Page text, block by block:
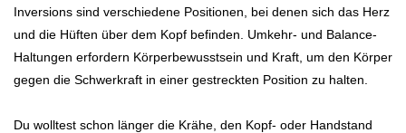
Inversions sind verschiedene Positionen, bei denen sich das Herz
und die Hüften über dem Kopf befinden. Umkehr- und Balance-
Haltungen erfordern Körperbewusstsein und Kraft, um den Körper
gegen die Schwerkraft in einer gestreckten Position zu halten.
Du wolltest schon länger die Krähe, den Kopf- oder Handstand